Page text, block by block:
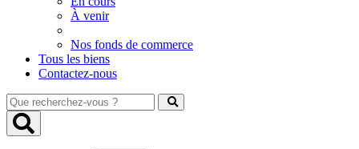
À venir
Nos fonds de commerce
Tous les biens
Contactez-nous
Que
recherchez-
vous